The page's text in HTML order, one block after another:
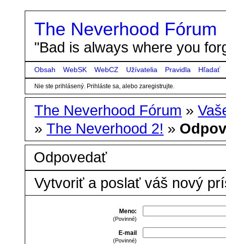
The Neverhood Fórum
"Bad is always where you
Obsah WebSK WebCZ Užívatelia Pravidla Hľadať
Nie ste prihlásený. Prihláste sa, alebo zaregistrujte.
The Neverhood Fórum »
»The Neverhood 2! »
Odpovedať
Vytvoriť a poslať váš nový
Meno:
(Povinné)
E-mail
(Povinné)